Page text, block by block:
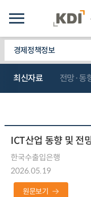
경제정책정보
최신자료 전망·동
ICT산업 동향 및 전
한국수출입은행
2026.05.19
원문보기